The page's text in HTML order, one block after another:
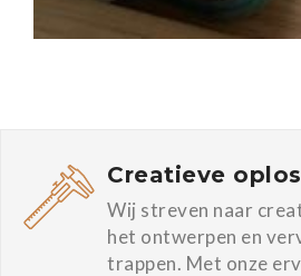
Creatieve
Wij streven naar
het ontwerpen en
trappen. Met onze